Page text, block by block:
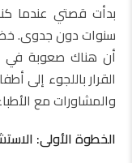
بدأت قصتي عندما
سنوات دون جدوى.
أن هناك صعوبة في
القرار باللجوء إلى
والمشاورات مع
الخطوة الأولى: